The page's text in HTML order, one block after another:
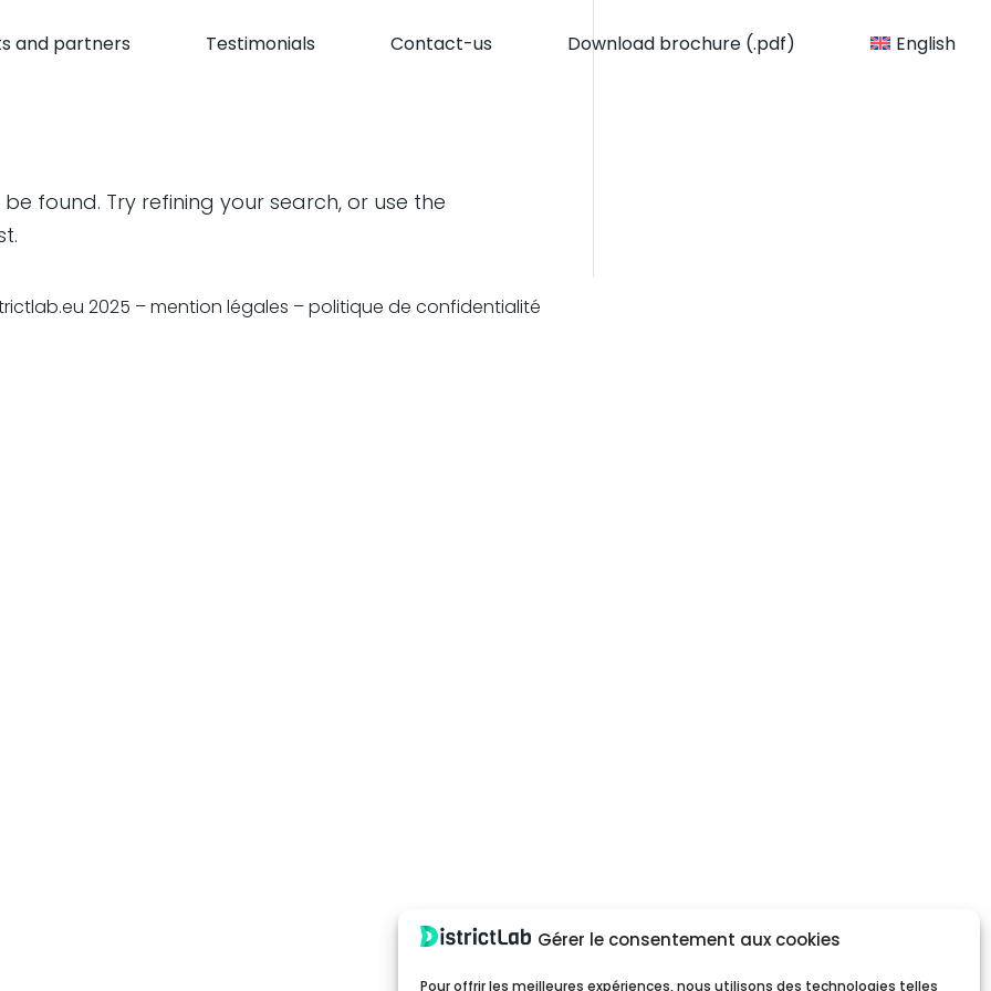
Gérer le consentement aux cookies
Pour offrir les meilleures expériences, nous utilisons des technologies telles
and partners Testimonials Contact-us Download brochure (.pdf) English
found. Try refining your search, or use the
2025 –mention légales – politique de confidentialité